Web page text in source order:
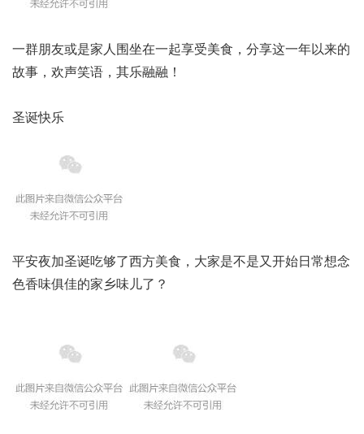
一群朋友或是家人围坐在一起享受美食，分享这一年以来的
故事，欢声笑语，其乐融融！
圣诞快乐
平安夜加圣诞吃够了西方美食，大家是不是又开始日常想念
色香味俱佳的家乡味儿了？